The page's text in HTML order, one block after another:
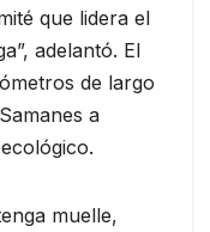
que lidera el
adelantó. El
de largo
a
muelle,